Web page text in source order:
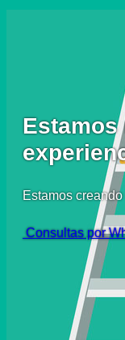
Estamos
Estamos
Consultas por